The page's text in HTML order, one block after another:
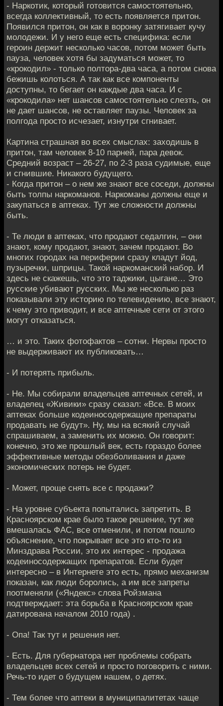
- Наркотик, который готовится самостоятельно,
всегда коллективный, то есть появляется притон.
Появился притон, он как в воронку затягивает кучу
молодежи. И у него еще есть специфика: если
героин держит несколько часов, потом может быть
пауза, человек хотя бы задуматься может, то
«крокодил» - только полтора-два часа, а потом снова
бежишь колоться. А так как все компоненты
доступны, то бегает он каждые два часа. И с
«крокодила» нет шансов самостоятельно слезть, он
не дает шансов, не оставляет паузы. Человек за
полгода просто исчезает, изнутри сгнивает.
Картина страшная во всех смыслах: заходишь в
притон, там человек 8-10 парней, пара девок.
Средний возраст – 26-27, по 2-3 раза судимые, еще
и сгнившие. Никакого будущего.
- Когда притон – о нем же знают все соседи, должны
быть толпы наркоманов. Наркоманы должны еще и
закупаться в аптеках. Тут же сложности должны
быть.
- Те люди в аптеках, что продают седалгин, – они
знают, кому продают, знают, зачем продают. Во
многих городах на периферии сразу кладут йод,
пузыречки, шприцы. Такой наркоманский набор. И
здесь не скажешь, что это таджики, цыгане… Это
русские убивают русских. Мы же несколько раз
показывали эту историю по телевидению, все знают,
к чему это приводит, и все аптечные сети от этого
могут отказаться.
… и это. Таких фотофактов – сотни. Нервы просто
не выдерживают их публиковать…
- И потерять прибыль.
- Не. Мы собирали владельцев аптечных сетей, и
владелец «Живики» сразу сказал: «Все. В моих
аптеках больше кодеиносодержащие препараты
продавать не будут». Ну, мы на всякий случай
спрашиваем, а заменить их можно. Он говорит:
конечно, это же прошлый век, есть гораздо более
эффективные методы обезболивания и даже
экономических потерь не будет.
- Может, проще снять все с продажи?
- На уровне субъекта попытались запретить. В
Красноярском крае было такое решение, тут же
вмешалась ФАС, все отменили, и потом пошло
объяснение, что покрывает все это кто-то из
Минздрава России, это их интерес - продажа
кодеиносодержащих препаратов. Если будет
интересно – в Интернете это есть, прямо механизм
показан, как люди боролись, а им все запреты
поотменяли («Яндекс» слова Ройзмана
подтверждает: эта борьба в Красноярском крае
датирована началом 2010 года) .
- Опа! Так тут и решения нет.
- Есть. Для губернатора нет проблемы собрать
владельцев всех сетей и просто поговорить с ними.
Речь-то идет о будущем нашем, о детях.
- Тем более что аптеки в муниципалитетах чаще